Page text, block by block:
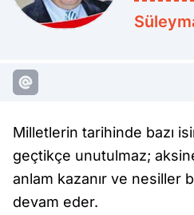
Milletlerin tarihinde bazı
geçtikçe unutulmaz;
anlam kazanır ve nesiller
devam eder.